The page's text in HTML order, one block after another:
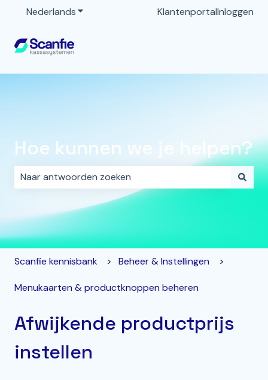
NederlandsSubmenu tonen voor vertalingen
KlantenportalInloggen
Hoe kunnen we je helpen?
Er zijn geen suggesties want het zoekveld is leeg.
Scanfie kennisbank Beheer & Instellingen
Menukaarten & productknoppen beheren
Afwijkende productprijs
instellen